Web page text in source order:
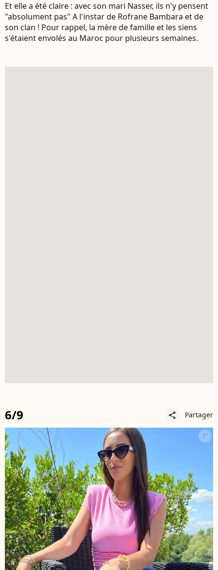
Et elle a été claire : avec son mari Nasser, ils n'y pensent
"absolument pas" A l'instar de Rofrane Bambara et de
son clan ! Pour rappel, la mère de famille et les siens
s'étaient envolés au Maroc pour plusieurs semaines.
6/9 share Partager